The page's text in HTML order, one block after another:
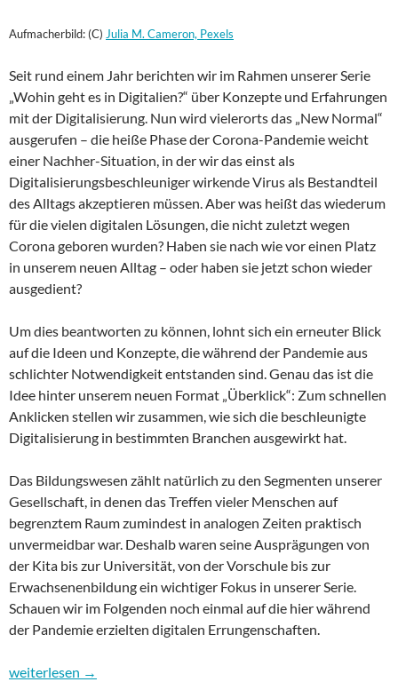
Aufmacherbild: (C) Julia M. Cameron, Pexels
Seit rund einem Jahr berichten wir im Rahmen unserer Serie
„Wohin geht es in Digitalien?“ über Konzepte und Erfahrungen
mit der Digitalisierung. Nun wird vielerorts das „New Normal“
ausgerufen – die heiße Phase der Corona-Pandemie weicht
einer Nachher-Situation, in der wir das einst als
Digitalisierungsbeschleuniger wirkende Virus als Bestandteil
des Alltags akzeptieren müssen. Aber was heißt das wiederum
für die vielen digitalen Lösungen, die nicht zuletzt wegen
Corona geboren wurden? Haben sie nach wie vor einen Platz
in unserem neuen Alltag – oder haben sie jetzt schon wieder
ausgedient?
Um dies beantworten zu können, lohnt sich ein erneuter Blick
auf die Ideen und Konzepte, die während der Pandemie aus
schlichter Notwendigkeit entstanden sind. Genau das ist die
Idee hinter unserem neuen Format „Überklick“: Zum schnellen
Anklicken stellen wir zusammen, wie sich die beschleunigte
Digitalisierung in bestimmten Branchen ausgewirkt hat.
Das Bildungswesen zählt natürlich zu den Segmenten unserer
Gesellschaft, in denen das Treffen vieler Menschen auf
begrenztem Raum zumindest in analogen Zeiten praktisch
unvermeidbar war. Deshalb waren seine Ausprägungen von
der Kita bis zur Universität, von der Vorschule bis zur
Erwachsenenbildung ein wichtiger Fokus in unserer Serie.
Schauen wir im Folgenden noch einmal auf die hier während
der Pandemie erzielten digitalen Errungenschaften.
Wohin geht es in Digitalien? Überklick 2: Bildungswesen
weiterlesen →